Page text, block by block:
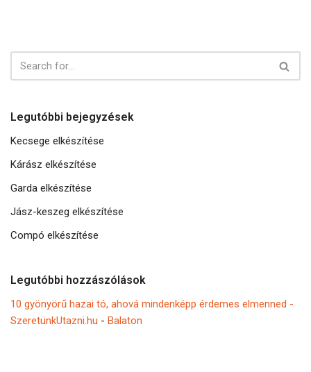
Legutóbbi bejegyzések
Kecsege elkészítése
Kárász elkészítése
Garda elkészítése
Jász-keszeg elkészítése
Compó elkészítése
Legutóbbi hozzászólások
10 gyönyörű hazai tó, ahová mindenképp érdemes elmenned -
SzeretünkUtazni.hu - Balaton